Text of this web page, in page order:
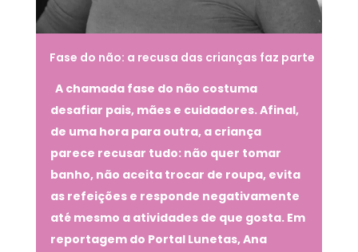
Fase do não: a recusa das crianças faz parte
A chamada fase do não costuma
desafiar pais, mães e cuidadores. Afinal,
de uma hora para outra, a criança
parece recusar tudo: não quer tomar
banho, não aceita trocar de roupa, evita
as refeições e responde negativamente
até mesmo a atividades de que gosta. Em
reportagem do Portal Lunetas, Ana